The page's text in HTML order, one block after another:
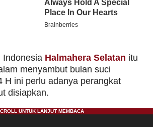
Indonesia Halmahera Selatan itu
menyambut bulan suci
H ini perlu adanya perangkat
disiapkan.